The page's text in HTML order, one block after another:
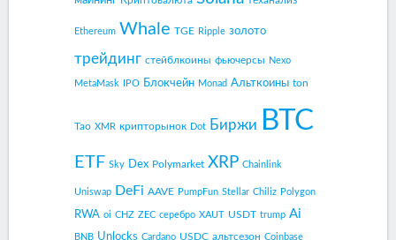
Ethereum Whale TGE Ripple золото
трейдинг стейблкоины фьючерсы Nexo
MetaMask IPO Блокчейн Monad Альткоины ton
Tao XMR крипторынок Dot Биржи BTC
ETF Sky Dex Polymarket XRP Chainlink
Uniswap DeFi AAVE PumpFun Stellar Chiliz Polygon
RWA oi CHZ ZEC серебро XAUT USDT trump Ai
BNB Unlocks Cardano USDC альтсезон Coinbase